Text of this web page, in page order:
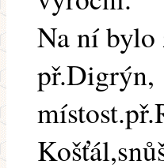
Na ní bylo
př.Digrýn,